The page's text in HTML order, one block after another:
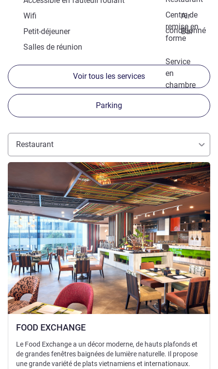
Centre de
remise en
forme
Wifi
Air
conditionné
Petit-déjeuner
Bar
Salles de réunion
Service
en
chambre
Voir tous les services
Parking
Restaurant
FOOD EXCHANGE
Voir les détails
Le Food Exchange a un décor moderne, de hauts plafonds et
de grandes fenêtres baignées de lumière naturelle. Il propose
une grande variété de plats vietnamiens et internationaux.